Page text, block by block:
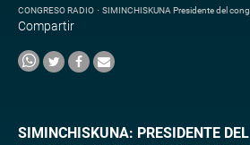
CONGRESO RADIO · SIMINCHISKUNA Presidente del congreso
Compartir
SIMINCHISKUNA: PRESIDENTE